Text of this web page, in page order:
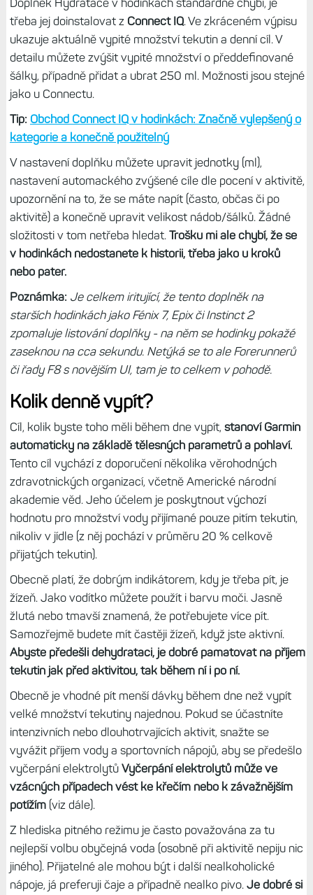
Doplněk Hydratace v hodinkách standardně chybí, je
třeba jej doinstalovat z Connect IQ. Ve zkráceném výpisu
ukazuje aktuálně vypité množství tekutin a denní cíl. V
detailu můžete zvýšit vypité množství o předdefinované
šálky, případně přidat a ubrat 250 ml. Možnosti jsou stejné
jako u Connectu.
Tip: Obchod Connect IQ v hodinkách: Značně vylepšený o
kategorie a konečně použitelný
V nastavení doplňku můžete upravit jednotky (ml),
nastavení automackého zvýšené cíle dle pocení v aktivitě,
upozornění na to, že se máte napít (často, občas či po
aktivitě) a konečně upravit velikost nádob/šálků. Žádné
složitosti v tom netřeba hledat. Trošku mi ale chybí, že se
v hodinkách nedostanete k historii, třeba jako u kroků
nebo pater.
Poznámka: Je celkem iritující, že tento doplněk na
starších hodinkách jako Fénix 7, Epix či Instinct 2
zpomaluje listování doplňky - na něm se hodinky pokažé
zaseknou na cca sekundu. Netýká se to ale Forerunnerů
či řady F8 s novějším UI, tam je to celkem v pohodě.
Kolik denně vypít?
Cíl, kolik byste toho měli během dne vypít, stanoví Garmin
automaticky na základě tělesných parametrů a pohlaví.
Tento cíl vychází z doporučení několika věrohodných
zdravotnických organizací, včetně Americké národní
akademie věd. Jeho účelem je poskytnout výchozí
hodnotu pro množství vody přijímané pouze pitím tekutin,
nikoliv v jídle (z něj pochází v průměru 20 % celkově
přijatých tekutin).
Obecně platí, že dobrým indikátorem, kdy je třeba pít, je
žízeň. Jako vodítko můžete použít i barvu moči. Jasně
žlutá nebo tmavší znamená, že potřebujete více pít.
Samozřejmě budete mít častěji žízeň, když jste aktivní.
Abyste předešli dehydrataci, je dobré pamatovat na příjem
tekutin jak před aktivitou, tak během ní i po ní.
Obecně je vhodné pít menší dávky během dne než vypít
velké množství tekutiny najednou. Pokud se účastníte
intenzivních nebo dlouhotrvajících aktivit, snažte se
vyvážit příjem vody a sportovních nápojů, aby se předešlo
vyčerpání elektrolytů Vyčerpání elektrolytů může ve
vzácných případech vést ke křečím nebo k závažnějším
potížím (viz dále).
Z hlediska pitného režimu je často považována za tu
nejlepší volbu obyčejná voda (osobně při aktivitě nepiju nic
jiného). Přijatelné ale mohou být i další nealkoholické
nápoje, já preferuji čaje a případně nealko pivo. Je dobré si